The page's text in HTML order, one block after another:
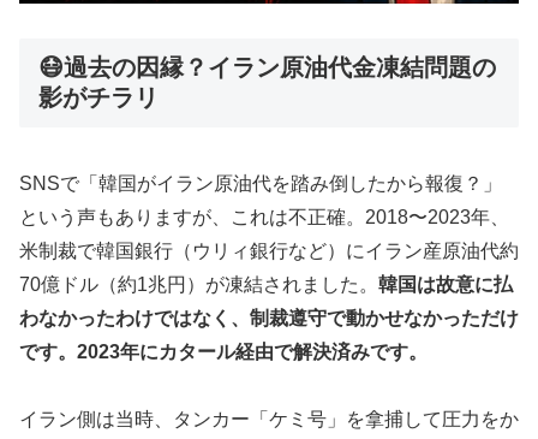
😷過去の因縁？イラン原油代金凍結問題の
影がチラリ
SNSで「韓国がイラン原油代を踏み倒したから報復？」
という声もありますが、これは不正確。2018〜2023年、
米制裁で韓国銀行（ウリィ銀行など）にイラン産原油代約
70億ドル（約1兆円）が凍結されました。 韓国は故意に払
わなかったわけではなく、制裁遵守で動かせなかっただけ
です。2023年にカタール経由で解決済みです。
イラン側は当時、タンカー「ケミ号」を拿捕して圧力をか